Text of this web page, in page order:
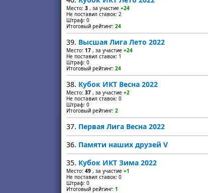
Место: 3 , за участие +24
Не поставил ставок: 2
Штраф: 0
Итоговый рейтинг: 24
39. Высшая Лига Лето 2022
Место: 17 , за участие +24
Не поставил ставок: 1
Штраф: 0
Итоговый рейтинг: 24
38. Кубок ИКТ Весна 2022
Место: 37 , за участие +2
Не поставил ставок: 0
Штраф: 0
Итоговый рейтинг: 2
37. Первая Лига Весна 2022
36. Памяти наших друзей V
35. Кубок ИКТ Зима 2022
Место: 49 , за участие +1
Не поставил ставок: 0
Штраф: 0
Итоговый рейтинг: 1